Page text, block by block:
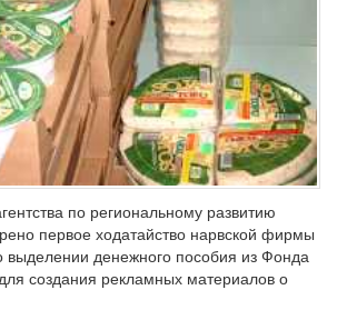
по региональному развитию
первое ходатайство нарвской фирмы
выделении денежного пособия из Фонда
создания рекламных материалов о